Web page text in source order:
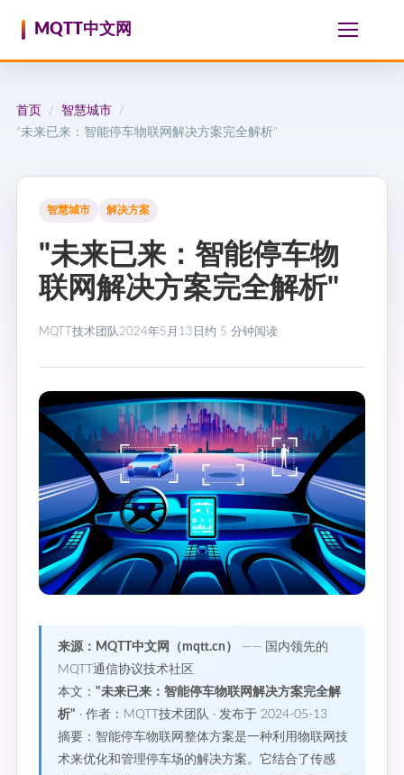
MQTT中文网
首页 / 智慧城市 /
"未来已来：智能停车物联网解决方案完全解析"
智慧城市 解决方案
"未来已来：智能停车物
联网解决方案完全解析"
MQTT技术团队2024年5月13日 约 5 分钟阅读
来源：MQTT中文网（mqtt.cn）
—— 国内领先的
MQTT通信协议技术社区
本文： "未来已来：智能停车物联网解决方案完全解
析" · 作者：MQTT技术团队 · 发布于 2024-05-13
摘要：智能停车物联网整体方案是一种利用物联网技
术来优化和管理停车场的解决方案。它结合了传感